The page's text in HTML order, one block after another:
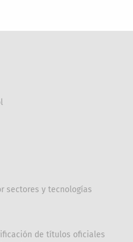
sectores y tecnologías
de títulos oficiales